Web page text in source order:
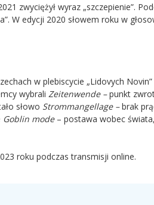
zwyciężył wyraz „szczepienie”.
W edycji 2020 słowem roku w
w plebiscycie „Lidovych Novin”
wybrali Zeitenwende –punkt
słowo Strommangellage –brak
Goblin mode– postawa wobec
roku podczas transmisji online.